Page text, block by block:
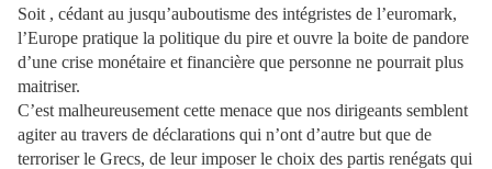
Soit , cédant au jusqu’auboutisme des intégristes de l’euromark,
l’Europe pratique la politique du pire et ouvre la boite de pandore
d’une crise monétaire et financière que personne ne pourrait plus
maitriser.
C’est malheureusement cette menace que nos dirigeants semblent
agiter au travers de déclarations qui n’ont d’autre but que de
terroriser le Grecs, de leur imposer le choix des partis renégats qui